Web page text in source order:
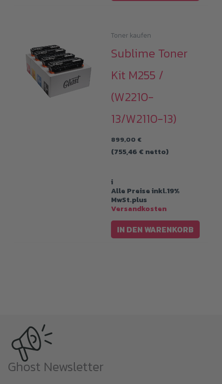
Toner kaufen
Sublime Toner
Kit M255 /
(W2210-
13/W2110-13)
899,00 €
(755,46 € netto)
i
Alle Preise inkl.19%
MwSt.plus
Versandkosten
IN DEN WARENKORB
Ghost Newsletter